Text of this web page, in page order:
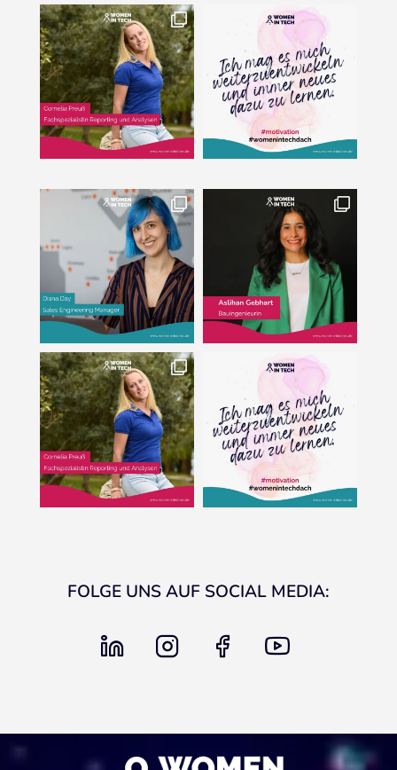
FOLGE UNS AUF SOCIAL MEDIA:
linkedin instagram